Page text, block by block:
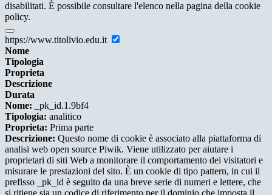
disabilitati. È possibile consultare l'elenco nella pagina della cookie
policy.
https://www.titolivio.edu.it
Nome
Tipologia
Proprieta
Descrizione
Durata
Nome: _pk_id.1.9bf4
Tipologia: analitico
Proprieta: Prima parte
Descrizione: Questo nome di cookie è associato alla piattaforma di
analisi web open source Piwik. Viene utilizzato per aiutare i
proprietari di siti Web a monitorare il comportamento dei visitatori e
misurare le prestazioni del sito. È un cookie di tipo pattern, in cui il
prefisso _pk_id è seguito da una breve serie di numeri e lettere, che